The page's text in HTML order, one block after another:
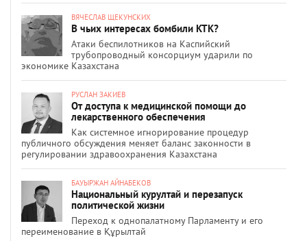
ВЯЧЕСЛАВ ЩЕКУНСКИХ
В чьих интересах бомбили КТК?
Атаки беспилотников на Каспийский
трубопроводный консорциум ударили по
экономике Казахстана
РУСЛАН ЗАКИЕВ
От доступа к медицинской помощи до
лекарственного обеспечения
Как системное игнорирование процедур
публичного обсуждения меняет баланс законности в
регулировании здравоохранения Казахстана
БАУЫРЖАН АЙНАБЕКОВ
Национальный курултай и перезапуск
политической жизни
Переход к однопалатному Парламенту и его
переименование в Құрылтай